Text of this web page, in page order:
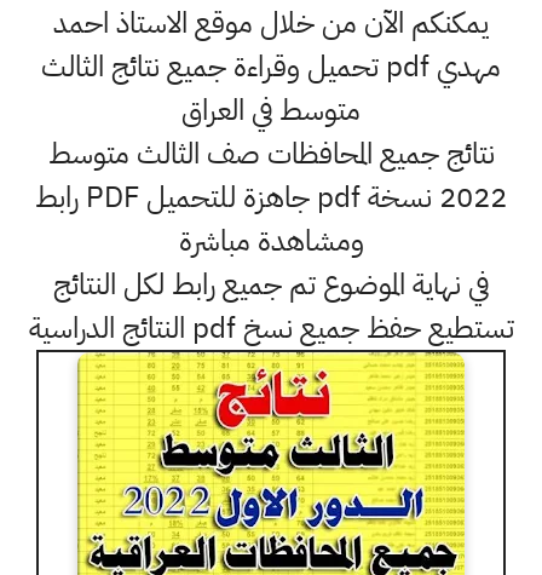
يمكنكم الآن من خلال موقع الاستاذ احمد
مهدي pdf تحميل وقراءة جميع نتائج الثالث
متوسط في العراق
نتائج جميع المحافظات صف الثالث متوسط
2022 نسخة pdf جاهزة للتحميل PDF رابط
ومشاهدة مباشرة
في نهاية الموضوع تم جميع رابط لكل النتائج
تستطيع حفظ جميع نسخ pdf النتائج الدراسية